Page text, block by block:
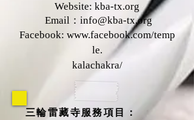
Website: kba-tx.org
Email： info@kba-tx.org
Facebook: www.facebook.com/temp
le.
kalachakra/
三輪雷藏寺服務項目：